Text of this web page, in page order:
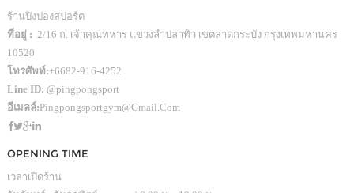
ร้านปิงปองสปอร์ต
ที่อยู่ : 2/16 ถ. เจ้าคุณทหาร แขวงลำปลาทิว เขตลาดกระบัง กรุงเทพมหานคร
10520
โทรศัพท์:+6682-916-4252
Line ID: @pingpongsport
อีเมลล์:Pingpongsportgym@gmail.com
OPENING TIME
เวลาเปิดร้าน